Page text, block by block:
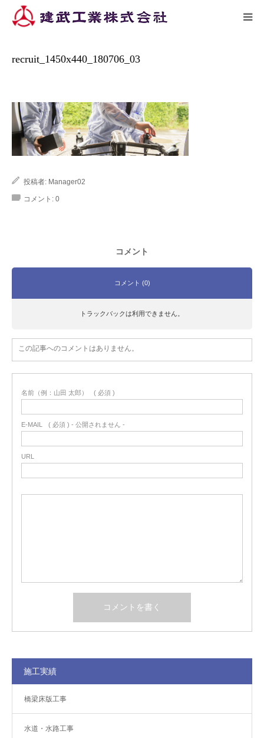
施工実績 recruit_1450x440_180…
recruit_1450x440_180706_03
投稿者: Manager02
コメント: 0
コメント
コメント (0)
トラックバックは利用できません。
この記事へのコメントはありません。
名前（例：山田 太郎） ( 必須 )
E-MAIL ( 必須 ) - 公開されません -
URL
施工実績
橋梁床版工事
水道・水路工事
企業情報
施工実績
リクルート